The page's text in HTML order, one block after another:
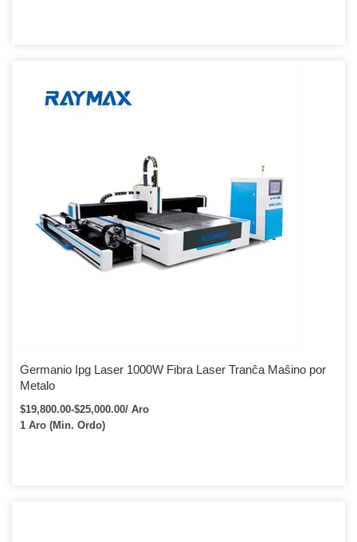
Germanio Ipg Laser 1000W Fibra Laser Tranĉa Maŝino por
Metalo
$19,800.00-$25,000.00/ Aro
1 Aro (Min. Ordo)